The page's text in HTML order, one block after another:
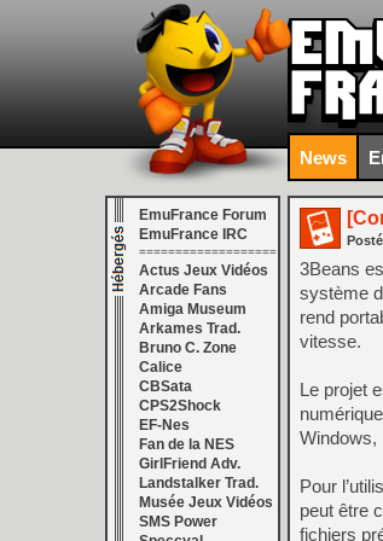
News
EmuFrance Forum
EmuFrance IRC
===================
Actus Jeux Vidéos
Arcade Fans
Amiga Museum
Arkames Trad.
Bruno C. Zone
Calice
CBSata
CPS2Shock
EF-Nes
Fan de la NES
GirlFriend Adv.
Landstalker Trad.
Musée Jeux Vidéos
SMS Power
3Beans
système
rend
vitesse.
Le projet
Windows,
Pour
peut être
fichiers